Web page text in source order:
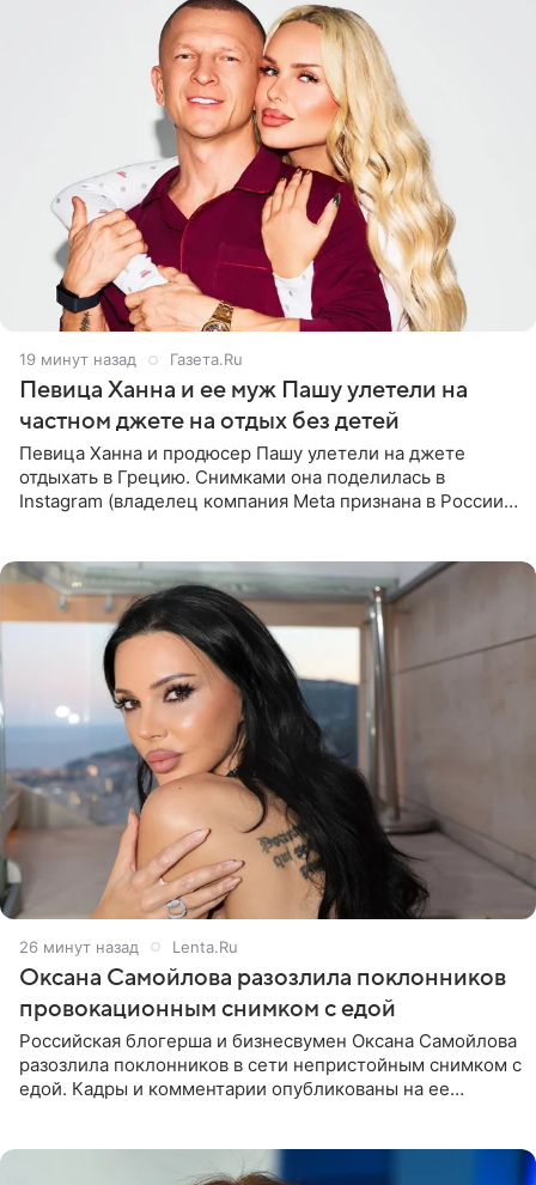
19 минут назад Газета.Ru
Певица Ханна и ее муж Пашу улетели на
частном джете на отдых без детей
Певица Ханна и продюсер Пашу улетели на джете
отдыхать в Грецию. Снимками она поделилась в
Instagram (владелец компания Meta признана в России
26 минут назад Lenta.Ru
Оксана Самойлова разозлила поклонников
провокационным снимком с едой
Российская блогерша и бизнесвумен Оксана Самойлова
разозлила поклонников в сети непристойным снимком с
едой. Кадры и комментарии опубликованы на ее